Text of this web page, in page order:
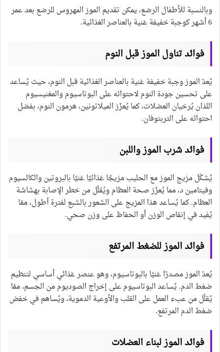
وبالنسبة للأطفال الرضع، يمكن تقديم الموز المهروس للرضع بعد عمر
6 أشهر كوجبة خفيفة غنية بالعناصر الغذائية.
فوائد تناول الموز قبل النوم
يُعدّ الموز وجبة خفيفة غنية بالعناصر الغذائية قبل النوم، حيث يُساعد
على تحسين جودة النوم لاحتوائه على البوتاسيوم والمغنيسيوم
اللذان يُرخيان العضلات، كما يُعزّز الميلاتونين، هرمون النوم، بفضل
احتوائه على التربتوفان.
فوائد شرب الموز واللبن
يُشكّل مزيج الموز مع الحليب مزيجًا غذائيًا غنيًا بالبروتين والكالسيوم
وفيتامين د، مما يُعزّز صحة العظام ويُقلّل من خطر الإصابة بهشاشة
العظام. كما يُساعد هذا المزيج على الشعور بالشبع لفترة أطول، ممّا
يُفيد في إنقاص الوزن أو الحفاظ على وزن صحي.
فوائد الموز للضغط المرتفع
يُعدّ الموز مصدرًا غنيًا بالبوتاسيوم، وهو عنصر غذائي أساسي لتنظيم
ضغط الدم. يُساعد البوتاسيوم على إخراج الصوديوم من الجسم، ممّا
يُقلّل من عبء العمل على القلب والأوعية الدموية، ويُساهم في خفض
ضغط الدم المرتفع.
فوائد الموز لبناء العضلات